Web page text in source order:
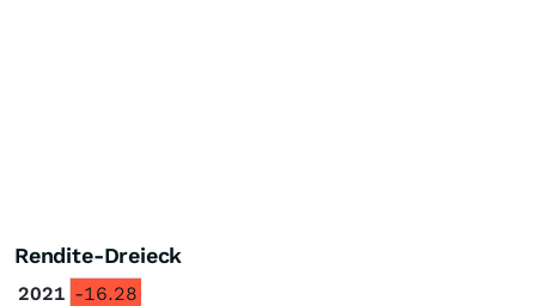
Rendite-Dreieck
2021 -16.28